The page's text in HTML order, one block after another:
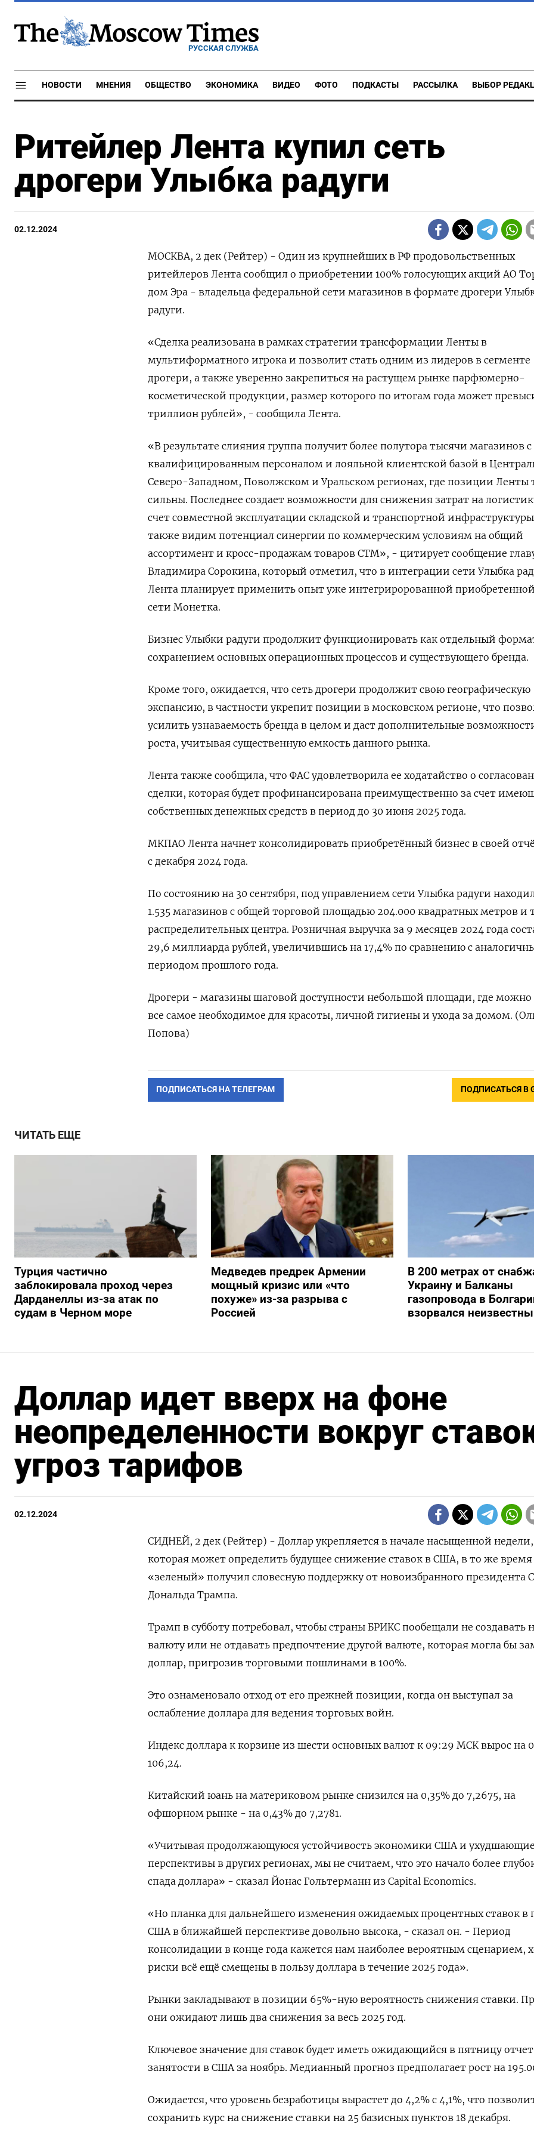
РУССКАЯ СЛУЖБА
НОВОСТИ МНЕНИЯ ОБЩЕСТВО ЭКОНОМИКА ВИДЕО ФОТО ПОДКАСТЫ РАССЫЛКА ВЫБОР
Ритейлер Лента купил сеть
дрогери Улыбка радуги
02.12.2024
МОСКВА, 2 дек (Рейтер) - Один из крупнейших в РФ продовольственных
ритейлеров Лента сообщил о приобретении 100% голосующих акций АО
дом Эра - владельца федеральной сети магазинов в формате дрогери
радуги.
«Сделка реализована в рамках стратегии трансформации Ленты в
мультиформатного игрока и позволит стать одним из лидеров в сегменте
дрогери, а также уверенно закрепиться на растущем рынке парфюмерно-
косметической продукции, размер которого по итогам года может
триллион рублей», - сообщила Лента.
«В результате слияния группа получит более полутора тысячи магазинов с
квалифицированным персоналом и лояльной клиентской базой в
Северо-Западном, Поволжском и Уральском регионах, где позиции Ленты
сильны. Последнее создает возможности для снижения затрат на
счет совместной эксплуатации складской и транспортной
также видим потенциал синергии по коммерческим условиям на общий
ассортимент и кросс-продажам товаров СТМ», - цитирует сообщение
Владимира Сорокина, который отметил, что в интеграции сети Улыбка
Лента планирует применить опыт уже интегриророванной
сети Монетка.
Бизнес Улыбки радуги продолжит функционировать как отдельный
сохранением основных операционных процессов и существующего бренда.
Кроме того, ожидается, что сеть дрогери продолжит свою географическую
экспансию, в частности укрепит позиции в московском регионе, что
усилить узнаваемость бренда в целом и даст дополнительные
роста, учитывая существенную емкость данного рынка.
Лента также сообщила, что ФАС удовлетворила ее ходатайство о
сделки, которая будет профинансирована преимущественно за счет
собственных денежных средств в период до 30 июня 2025 года.
МКПАО Лента начнет консолидировать приобретённый бизнес в своей
с декабря 2024 года.
По состоянию на 30 сентября, под управлением сети Улыбка радуги
1.535 магазинов с общей торговой площадью 204.000 квадратных метров и
распределительных центра. Розничная выручка за 9 месяцев 2024 года
29,6 миллиарда рублей, увеличившись на 17,4% по сравнению с
периодом прошлого года.
Дрогери - магазины шаговой доступности небольшой площади, где можно
все самое необходимое для красоты, личной гигиены и ухода за домом.
Попова)
ПОДПИСАТЬСЯ НА ТЕЛЕГРАМ ПОДПИСАТЬСЯ В
ЧИТАТЬ ЕЩЕ
Турция частично
заблокировала проход через
Дарданеллы из-за атак по
судам в Черном море
Медведев предрек Армении
мощный кризис или «что
похуже» из-за разрыва с
Россией
В 200 метрах от
Украину и Балканы
газопровода в
взорвался
Доллар идет вверх на фоне
неопределенности вокруг
угроз тарифов
02.12.2024
СИДНЕЙ, 2 дек (Рейтер) - Доллар укрепляется в начале насыщенной недели,
которая может определить будущее снижение ставок в США, в то же время
«зеленый» получил словесную поддержку от новоизбранного президента
Дональда Трампа.
Трамп в субботу потребовал, чтобы страны БРИКС пообещали не создавать
валюту или не отдавать предпочтение другой валюте, которая могла бы
доллар, пригрозив торговыми пошлинами в 100%.
Это ознаменовало отход от его прежней позиции, когда он выступал за
ослабление доллара для ведения торговых войн.
Индекс доллара к корзине из шести основных валют к 09:29 МСК вырос на
106,24​.
Китайский юань на материковом рынке снизился на 0,35% до​ 7,2675​, на
офшорном рынке - на 0,43% до 7,2781.
«Учитывая продолжающуюся устойчивость экономики США и
перспективы в других регионах, мы не считаем, что это начало более
спада доллара» - сказал Йонас Гольтерманн из Capital Economics.
«Но планка для дальнейшего изменения ожидаемых процентных ставок в
США в ближайшей перспективе довольно высока, - сказал он. - Период
консолидации в конце года кажется нам наиболее вероятным сценарием,
риски всё ещё смещены в пользу доллара в течение 2025 года».
Рынки закладывают в позиции 65%-ную вероятность снижения ставки.
они ожидают лишь два снижения за весь 2025 год.
Ключевое значение для ставок будет иметь ожидающийся в пятницу
занятости в США за ноябрь. Медианный прогноз предполагает рост на
Ожидается, что уровень безработицы вырастет до 4,2% с 4,1%, что
сохранить курс на снижение ставки на 25 базисных пунктов 18 декабря.